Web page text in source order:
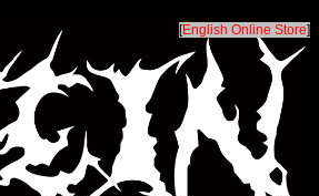
[English Online Store]